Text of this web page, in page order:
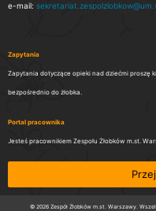
e-mail:
Zapytania
Zapytania dotyczące opieki nad dziećmi proszę
bezpośrednio do żłobka.
Portal pracownika
Jesteś pracownikiem Zespołu Żłobków m.st.
© 2026 Zespół Żłobków m.st. Warszawy.